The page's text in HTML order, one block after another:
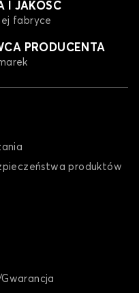
I JAKOŚĆ
fabryce
PRODUCENTA
produktów